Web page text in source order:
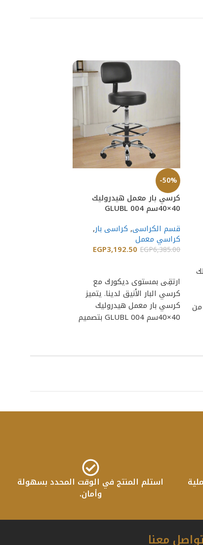
-50%
كرسي بار معمل هيدروليك
40×40سم GLUBL 004
قسم الكراسى, كراسى بار,
كراسي معمل
EGP6,385.00
EGP3,192.50
ارتقِى بمستوى ديكورك مع
كرسي البار الأنيق لدينا. يتميز
كرسي بار معمل هيدروليك
40×40سم GLUBL 004 بتصميم
استلم المنتج في الوقت المحدد بسهولة
وأمان.
معنا